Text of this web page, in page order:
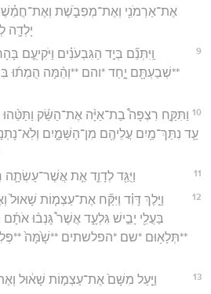
אֶת־אַרְמֹנִ֖י וְאֶת־מְפִבֹ֑שֶׁת
יָלְדָ֛ה
9
וַֽיִּתְּנֵ֞ם בְּיַ֣ד הַגִּבְעֹנִ֗ים וַיֹּקִיעֻ֤ם
**שְׁבַעְתָּ֖ם יָ֑חַד *והם **וְהֵ֨מָּה הֻמְת֜וּ
10 וַתִּקַּ֣ח רִצְפָּה֩ בַת־אַיָּ֨ה אֶת־הַשַּׂ֜ק
עַ֛ד נִתַּךְ־מַ֥יִם עֲלֵיהֶ֖ם מִן־הַשָּׁמָ֑יִם
11 וַיֻּגַּ֖ד לְדָוִ֑ד אֵ֧ת אֲשֶׁר־עָשְׂתָ֛ה
12
וַיֵּ֣לֶךְ דָּוִ֗ד וַיִּקַּ֞ח אֶת־עַצְמ֤וֹת שָׁאוּל֙
בַּעֲלֵ֖י יָבֵ֣ישׁ גִּלְעָ֑ד אֲשֶׁר֩ גָּנְב֨וּ
**תְּלָא֥וּם *שם *הפלשתים **שָׁ֙מָּה֙
13
וַיַּ֤עַל מִשָּׁם֙ אֶת־עַצְמ֣וֹת שָׁא֔וּל